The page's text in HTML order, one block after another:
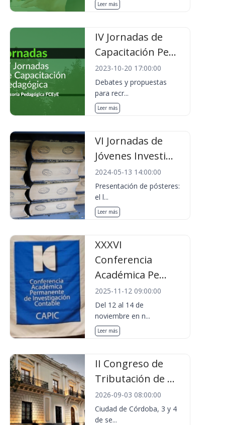
Leer más
IV Jornadas de
Capacitación Pe...
2023-10-20 17:00:00
Debates y propuestas
para recr...
Leer más
VI Jornadas de
Jóvenes Investi...
2024-05-13 14:00:00
Presentación de pósteres:
el l...
Leer más
XXXVI
Conferencia
Académica Pe...
2025-11-12 09:00:00
Del 12 al 14 de
noviembre en n...
Leer más
II Congreso de
Tributación de ...
2026-09-03 08:00:00
Ciudad de Córdoba, 3 y 4
de se...